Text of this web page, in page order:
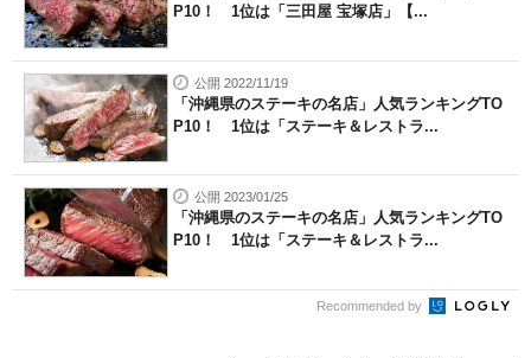
P10！ 1位は「三田屋 宝塚店」【...
公開 2022/11/19
「沖縄県のステーキの名店」人気ランキングTO
P10！ 1位は「ステーキ＆レストラ...
公開 2023/01/25
「沖縄県のステーキの名店」人気ランキングTO
P10！ 1位は「ステーキ＆レストラ...
Recommended by